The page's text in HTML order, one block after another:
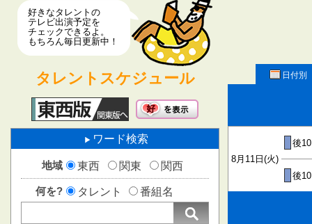
好きなタレントの
テレビ出演予定を
チェックできるよ。
もちろん毎日更新中！
タレントスケジュール
ワード検索
地域 東西 関東 関西
何を? タレント 番組名
日付別
8月11日(火)
後
後